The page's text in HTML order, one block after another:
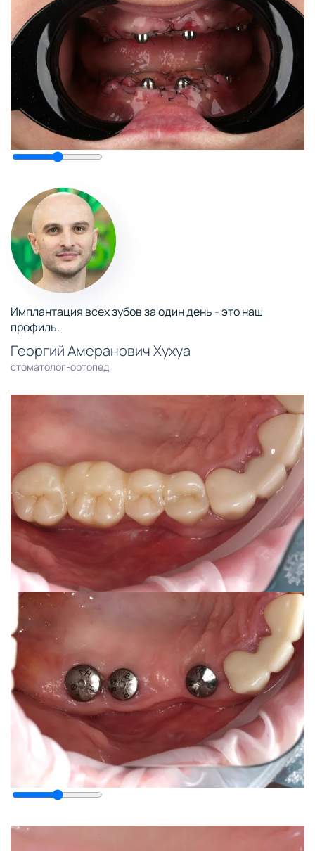
Имплантация всех зубов за один день - это наш
профиль.
Георгий Амеранович Хухуа
стоматолог-ортопед